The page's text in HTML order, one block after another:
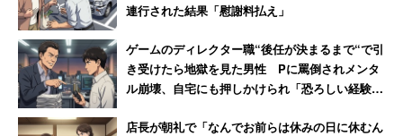
連行された結果「慰謝料払え」
ゲームのディレクター職“後任が決まるまで“で引
き受けたら地獄を見た男性 Pに罵倒されメンタ
ル崩壊、自宅にも押しかけられ「恐ろしい経験で
店長が朝礼で「なんでお前らは休みの日に休むん